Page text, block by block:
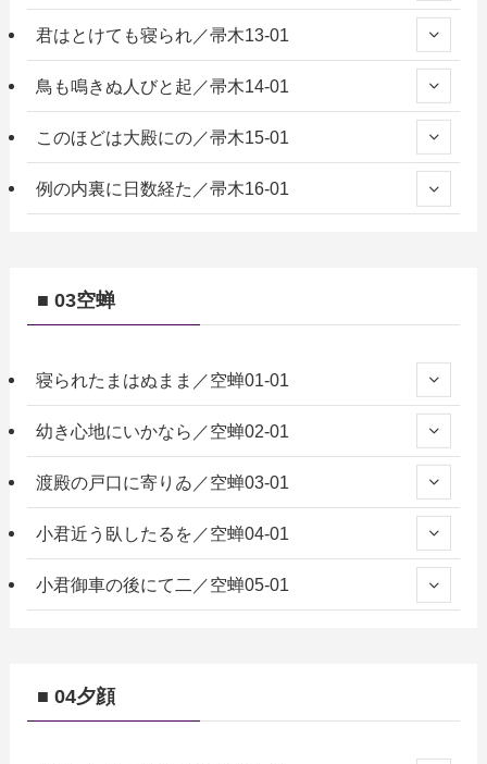
君はとけても寝られ／帚木13-01
鳥も鳴きぬ人びと起／帚木14-01
このほどは大殿にの／帚木15-01
例の内裏に日数経た／帚木16-01
■ 03空蝉
寝られたまはぬまま／空蝉01-01
幼き心地にいかなら／空蝉02-01
渡殿の戸口に寄りゐ／空蝉03-01
小君近う臥したるを／空蝉04-01
小君御車の後にて二／空蝉05-01
■ 04夕顔